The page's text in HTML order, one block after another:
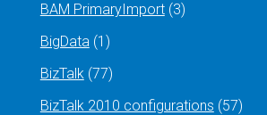
BAM PrimaryImport(3)
BigData(1)
BizTalk(77)
BizTalk 2010 configurations (57)